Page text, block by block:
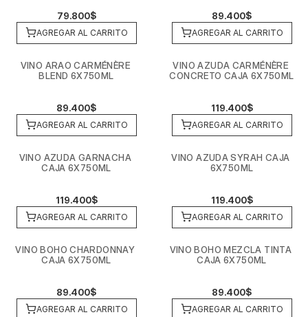
79.800$
AGREGAR AL CARRITO
89.400$
AGREGAR AL CARRITO
VINO ARAO CARMÉNÈRE
BLEND 6X750ML
89.400$
AGREGAR AL CARRITO
VINO AZUDA CARMÉNÈRE
CONCRETO CAJA 6X750ML
119.400$
AGREGAR AL CARRITO
VINO AZUDA GARNACHA
CAJA 6X750ML
119.400$
AGREGAR AL CARRITO
VINO AZUDA SYRAH CAJA
6X750ML
119.400$
AGREGAR AL CARRITO
VINO BOHO CHARDONNAY
CAJA 6X750ML
89.400$
AGREGAR AL CARRITO
VINO BOHO MEZCLA TINTA
CAJA 6X750ML
89.400$
AGREGAR AL CARRITO